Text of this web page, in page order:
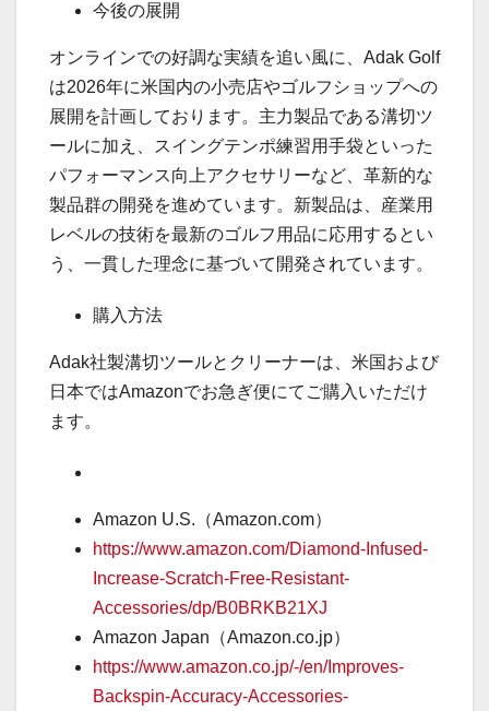
今後の展開
オンラインでの好調な実績を追い風に、Adak Golf
は2026年に米国内の小売店やゴルフショップへの
展開を計画しております。主力製品である溝切ツ
ールに加え、スイングテンポ練習用手袋といった
パフォーマンス向上アクセサリーなど、革新的な
製品群の開発を進めています。新製品は、産業用
レベルの技術を最新のゴルフ用品に応用するとい
う、一貫した理念に基づいて開発されています。
購入方法
Adak社製溝切ツールとクリーナーは、米国および
日本ではAmazonでお急ぎ便にてご購入いただけ
ます。
Amazon U.S.（Amazon.com）
https://www.amazon.com/Diamond-Infused-
Increase-Scratch-Free-Resistant-
Accessories/dp/B0BRKB21XJ
Amazon Japan（Amazon.co.jp）
https://www.amazon.co.jp/-/en/Improves-
Backspin-Accuracy-Accessories-